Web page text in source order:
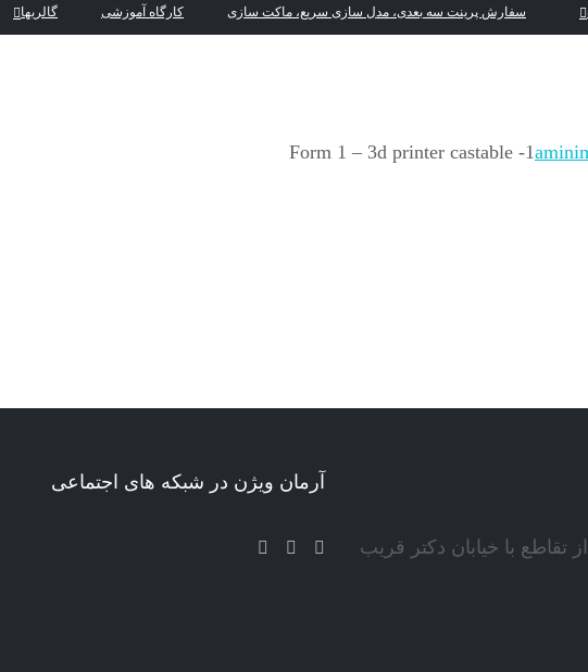
سفارش پرینت سه بعدی، مدل سازی سریع، ماکت سازی کارگاه آموزشی گالریها
Form 1 – 3d printer castable -1
با خیابان دکتر قریب
آرمان ویژن در شبکه های اجتماعی